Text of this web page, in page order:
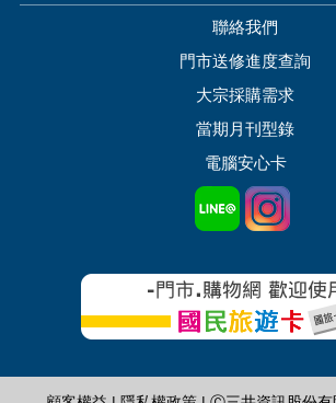
聯絡我們
門市送修進度查詢
大宗採購需求
當期月刊型錄
電腦安心卡